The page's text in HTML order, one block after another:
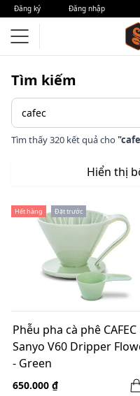
Đăng ký Đăng nhập
Tìm kiếm
Tìm thấy 320 kết quả cho
Hiển thị
Hết hàng Đặt trước
Phễu pha cà phê CAFEC
Sanyo V60 Dripper
- Green
650.000 ₫